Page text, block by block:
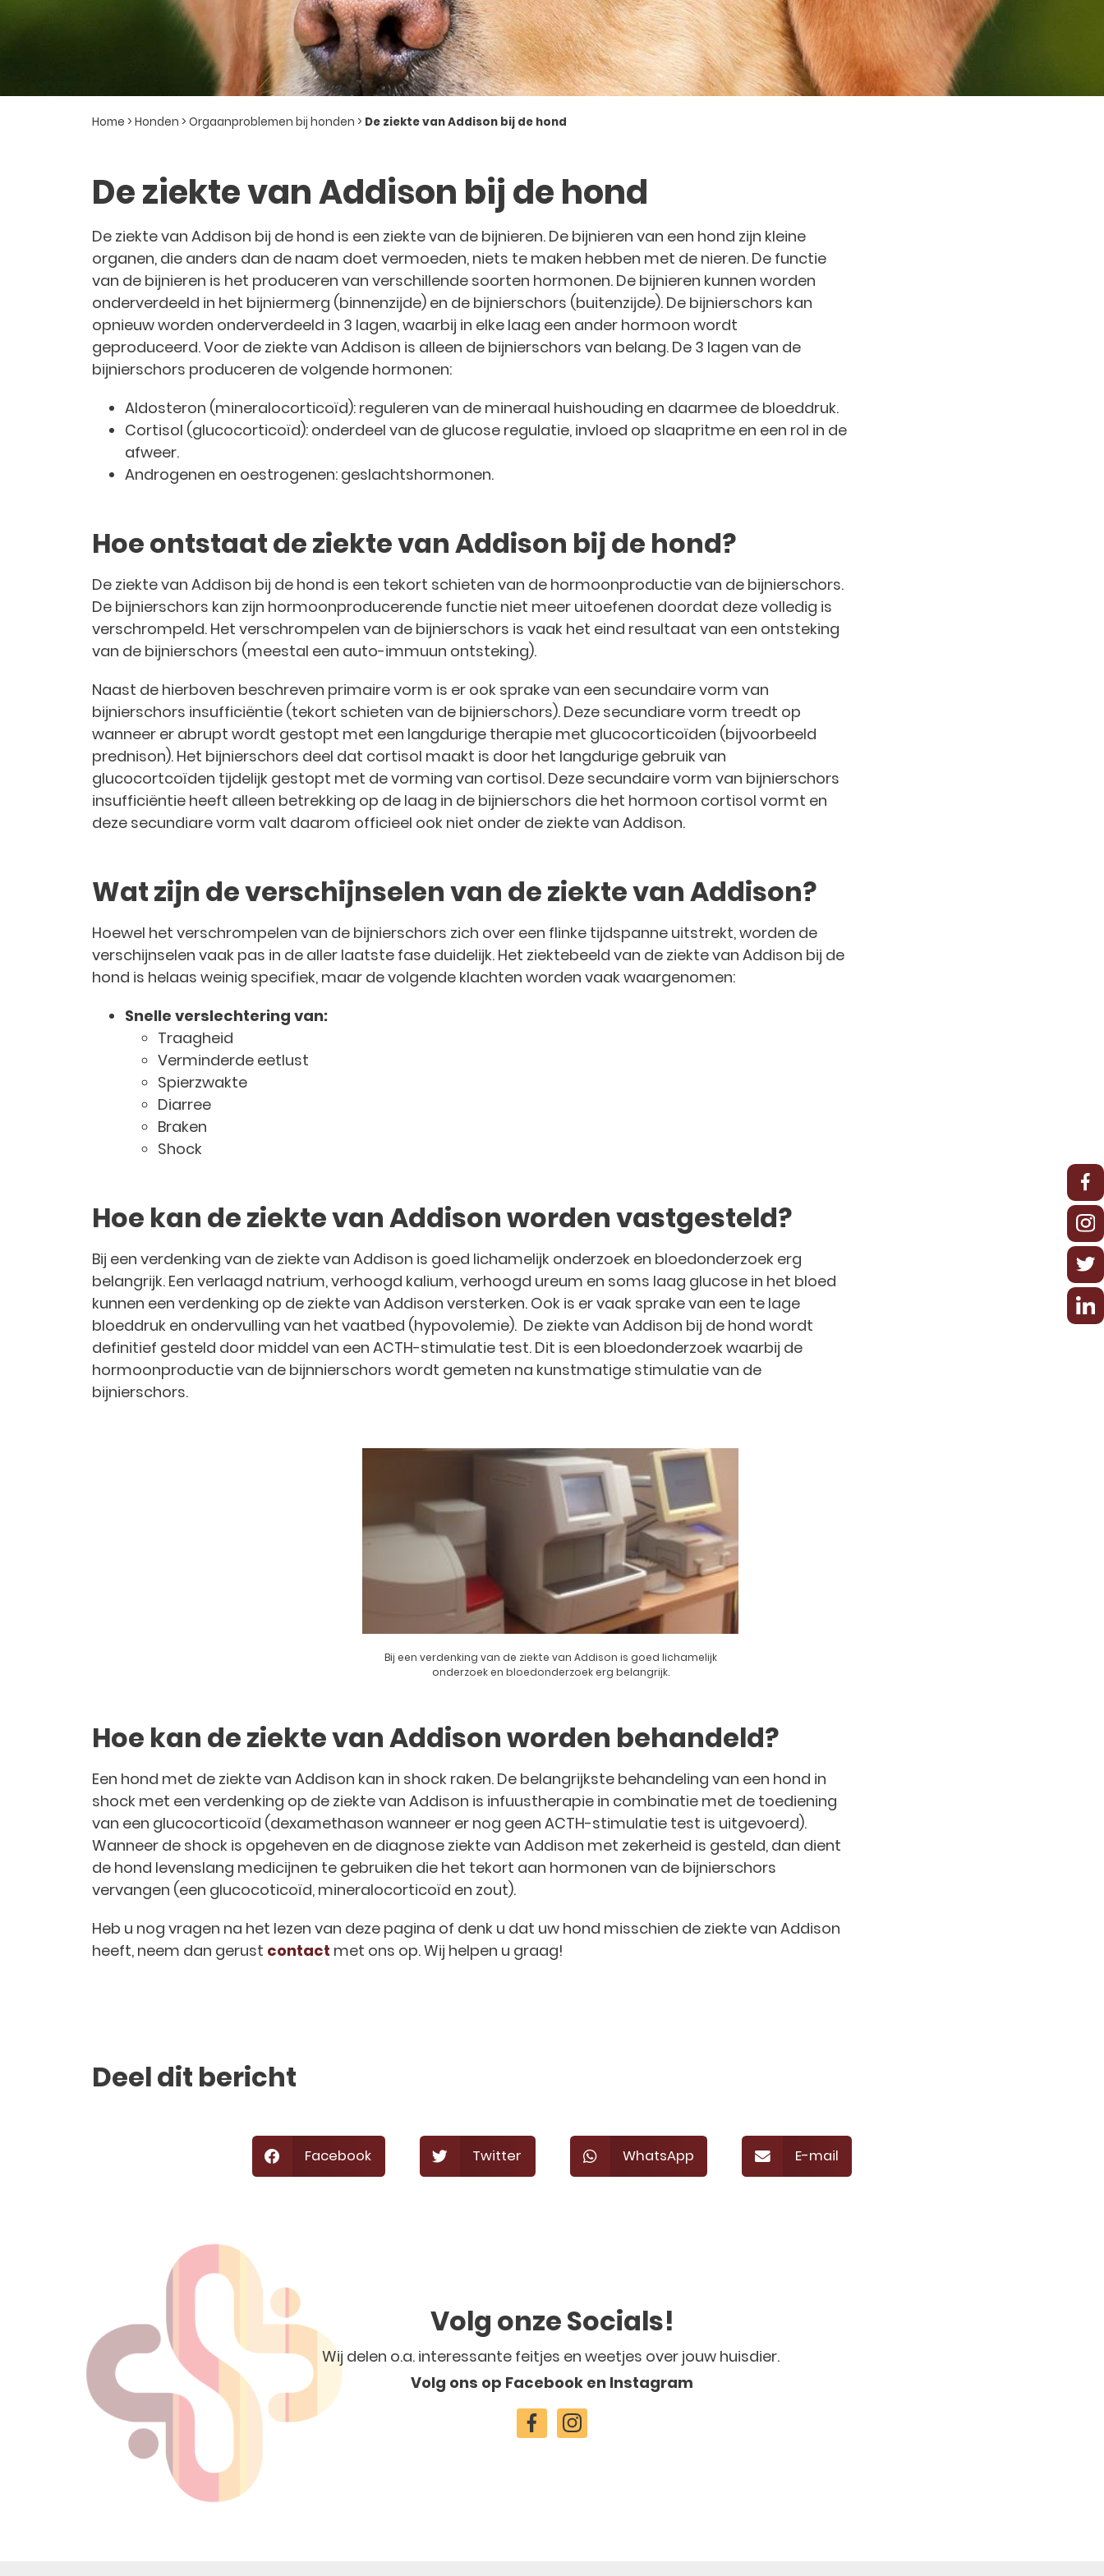
Home > Honden > Orgaanproblemen bij honden > De ziekte van Addison bij de hond
De ziekte van Addison bij de hond
De ziekte van Addison bij de hond is een ziekte van de bijnieren. De bijnieren van een hond zijn kleine
organen, die anders dan de naam doet vermoeden, niets te maken hebben met de nieren. De functie
van de bijnieren is het produceren van verschillende soorten hormonen. De bijnieren kunnen worden
onderverdeeld in het bijniermerg (binnenzijde) en de bijnierschors (buitenzijde). De bijnierschors kan
opnieuw worden onderverdeeld in 3 lagen, waarbij in elke laag een ander hormoon wordt
geproduceerd. Voor de ziekte van Addison is alleen de bijnierschors van belang. De 3 lagen van de
bijnierschors produceren de volgende hormonen:
Aldosteron (mineralocorticoïd): reguleren van de mineraal huishouding en daarmee de bloeddruk.
Cortisol (glucocorticoïd): onderdeel van de glucose regulatie, invloed op slaapritme en een rol in de
afweer.
Androgenen en oestrogenen: geslachtshormonen.
Hoe ontstaat de ziekte van Addison bij de hond?
De ziekte van Addison bij de hond is een tekort schieten van de hormoonproductie van de bijnierschors.
De bijnierschors kan zijn hormoonproducerende functie niet meer uitoefenen doordat deze volledig is
verschrompeld. Het verschrompelen van de bijnierschors is vaak het eind resultaat van een ontsteking
van de bijnierschors (meestal een auto-immuun ontsteking).
Naast de hierboven beschreven primaire vorm is er ook sprake van een secundaire vorm van
bijnierschors insufficiëntie (tekort schieten van de bijnierschors). Deze secundiare vorm treedt op
wanneer er abrupt wordt gestopt met een langdurige therapie met glucocorticoïden (bijvoorbeeld
prednison). Het bijnierschors deel dat cortisol maakt is door het langdurige gebruik van
glucocortcoïden tijdelijk gestopt met de vorming van cortisol. Deze secundaire vorm van bijnierschors
insufficiëntie heeft alleen betrekking op de laag in de bijnierschors die het hormoon cortisol vormt en
deze secundiare vorm valt daarom officieel ook niet onder de ziekte van Addison.
Wat zijn de verschijnselen van de ziekte van Addison?
Hoewel het verschrompelen van de bijnierschors zich over een flinke tijdspanne uitstrekt, worden de
verschijnselen vaak pas in de aller laatste fase duidelijk. Het ziektebeeld van de ziekte van Addison bij de
hond is helaas weinig specifiek, maar de volgende klachten worden vaak waargenomen:
Snelle verslechtering van:
Traagheid
Verminderde eetlust
Spierzwakte
Diarree
Braken
Shock
Hoe kan de ziekte van Addison worden vastgesteld?
Bij een verdenking van de ziekte van Addison is goed lichamelijk onderzoek en bloedonderzoek erg
belangrijk. Een verlaagd natrium, verhoogd kalium, verhoogd ureum en soms laag glucose in het bloed
kunnen een verdenking op de ziekte van Addison versterken. Ook is er vaak sprake van een te lage
bloeddruk en ondervulling van het vaatbed (hypovolemie). De ziekte van Addison bij de hond wordt
definitief gesteld door middel van een ACTH-stimulatie test. Dit is een bloedonderzoek waarbij de
hormoonproductie van de bijnnierschors wordt gemeten na kunstmatige stimulatie van de
bijnierschors.
Bij een verdenking van de ziekte van Addison is goed lichamelijk
onderzoek en bloedonderzoek erg belangrijk.
Hoe kan de ziekte van Addison worden behandeld?
Een hond met de ziekte van Addison kan in shock raken. De belangrijkste behandeling van een hond in
shock met een verdenking op de ziekte van Addison is infuustherapie in combinatie met de toediening
van een glucocorticoïd (dexamethason wanneer er nog geen ACTH-stimulatie test is uitgevoerd).
Wanneer de shock is opgeheven en de diagnose ziekte van Addison met zekerheid is gesteld, dan dient
de hond levenslang medicijnen te gebruiken die het tekort aan hormonen van de bijnierschors
vervangen (een glucocoticoïd, mineralocorticoïd en zout).
Heb u nog vragen na het lezen van deze pagina of denk u dat uw hond misschien de ziekte van Addison
heeft, neem dan gerust contact met ons op. Wij helpen u graag!
Deel dit bericht
Facebook Twitter WhatsApp E-mail
Volg onze Socials!
Wij delen o.a. interessante feitjes en weetjes over jouw huisdier.
Volg ons op Facebook en Instagram